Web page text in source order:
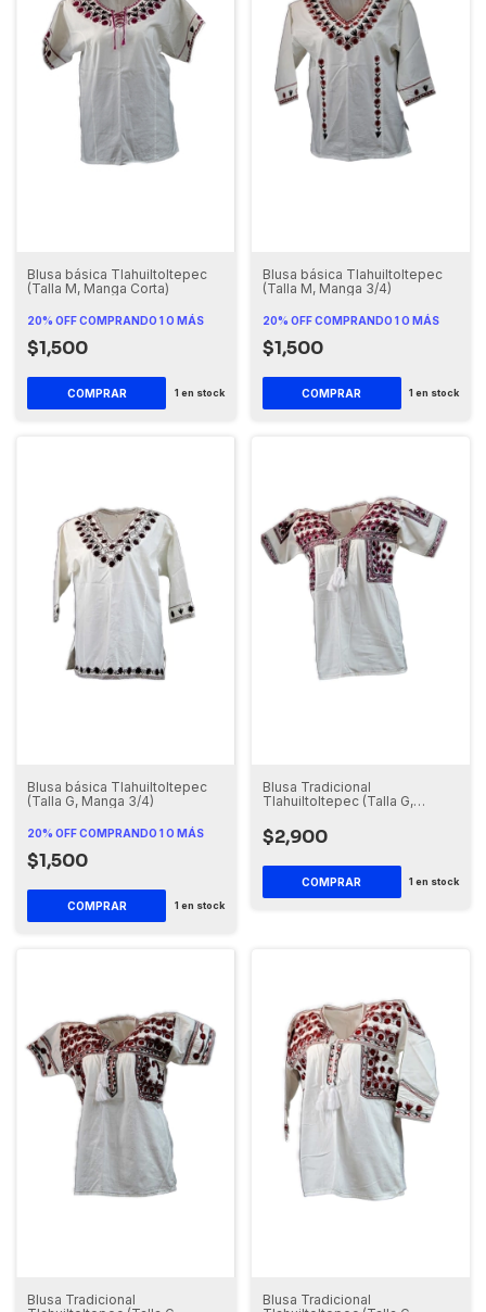
Blusa básica Tlahuiltoltepec
(Talla M, Manga Corta)
20% OFFCOMPRANDO 1 O MÁS
$1,500
1 en stock
Blusa básica Tlahuiltoltepec
(Talla M, Manga 3/4)
20% OFF COMPRANDO 1 O MÁS
$1,500
1 en stock
Blusa básica Tlahuiltoltepec
(Talla G, Manga 3/4)
20% OFFCOMPRANDO 1 O MÁS
$1,500
1 en stock
Blusa Tradicional
Tlahuiltoltepec (Talla G,
$2,900
1 en stock
Blusa Tradicional
Blusa Tradicional